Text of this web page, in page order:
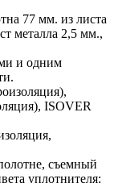
77 мм. из листа
металла 2,5 мм.,
и одним
ISOVER
съемный
уплотнителя: